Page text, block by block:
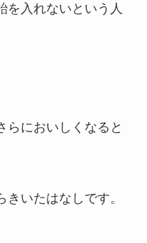
を入れないという人
らにおいしくなると
いたはなしです。